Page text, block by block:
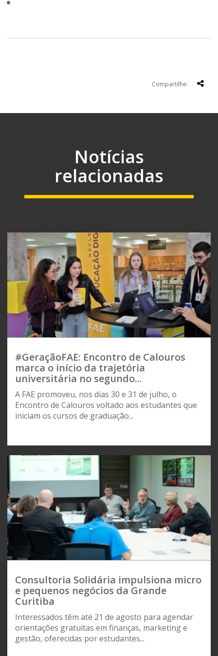
Compartilhe:
Notícias
relacionadas
#GeraçãoFAE: Encontro de Calouros
marca o início da trajetória
universitária no segundo...
A FAE promoveu, nos dias 30 e 31 de julho, o
Encontro de Calouros voltado aos estudantes que
iniciam os cursos de graduação...
Consultoria Solidária impulsiona micro
e pequenos negócios da Grande
Curitiba
Interessados têm até 21 de agosto para agendar
orientações gratuitas em finanças, marketing e
gestão, oferecidas por estudantes...